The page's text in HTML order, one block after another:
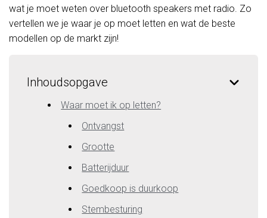
wat je moet weten over bluetooth speakers met radio. Zo
vertellen we je waar je op moet letten en wat de beste
modellen op de markt zijn!
Inhoudsopgave
Waar moet ik op letten?
Ontvangst
Grootte
Batterijduur
Goedkoop is duurkoop
Stembesturing